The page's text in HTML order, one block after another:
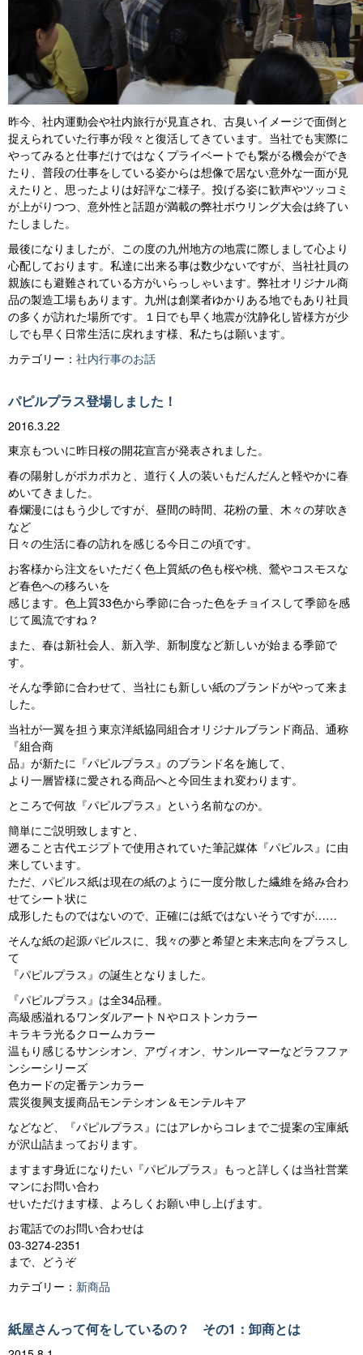
昨今、社内運動会や社内旅行が見直され、古臭いイメージで面倒と
捉えられていた行事が段々と復活してきています。当社でも実際に
やってみると仕事だけではなくプライベートでも繋がる機会ができ
たり、普段の仕事をしている姿からは想像で居ない意外な一面が見
えたりと、思ったよりは好評なご様子。投げる姿に歓声やツッコミ
が上がりつつ、意外性と話題が満載の弊社ボウリング大会は終了い
たしました。
最後になりましたが、この度の九州地方の地震に際しまして心より
心配しております。私達に出来る事は数少ないですが、当社社員の
親族にも避難されている方がいらっしゃいます。弊社オリジナル商
品の製造工場もあります。九州は創業者ゆかりある地でもあり社員
の多くが訪れた場所です。１日でも早く地震が沈静化し皆様方が少
しでも早く日常生活に戻れます様、私たちは願います。
カテゴリー： 社内行事のお話
パピルプラス登場しました！
2016.3.22
東京もついに昨日桜の開花宣言が発表されました。
春の陽射しがポカポカと、道行く人の装いもだんだんと軽やかに春
めいてきました。
春爛漫にはもう少しですが、昼間の時間、花粉の量、木々の芽吹き
など
日々の生活に春の訪れを感じる今日この頃です。
お客様から注文をいただく色上質紙の色も桜や桃、鶯やコスモスな
ど春色への移ろいを
感じます。色上質33色から季節に合った色をチョイスして季節を感
じて風流ですね？
また、春は新社会人、新入学、新制度など新しいが始まる季節で
す。
そんな季節に合わせて、当社にも新しい紙のブランドがやって来ま
した。
当社が一翼を担う東京洋紙協同組合オリジナルブランド商品、通称
『組合商
品』が新たに『パピルプラス』のブランド名を施して、
より一層皆様に愛される商品へと今回生まれ変わります。
ところで何故『パピルプラス』という名前なのか。
簡単にご説明致しますと、
遡ること古代エジプトで使用されていた筆記媒体『パピルス』に由
来しています。
ただ、パピルス紙は現在の紙のように一度分散した繊維を絡み合わ
せてシート状に
成形したものではないので、正確には紙ではないそうですが……
そんな紙の起源パピルスに、我々の夢と希望と未来志向をプラスし
て
『パピルプラス』の誕生となりました。
『パピルプラス』は全34品種。
高級感溢れるワンダルアートＮやロストンカラー
キラキラ光るクロームカラー
温もり感じるサンシオン、アヴィオン、サンルーマーなどラフファ
ンシーシリーズ
色カードの定番テンカラー
震災復興支援商品モンテシオン＆モンテルキア
などなど、『パピルプラス』にはアレからコレまでご提案の宝庫紙
が沢山詰まっております。
ますます身近になりたい『パピルプラス』もっと詳しくは当社営業
マンにお問い合わ
せいただけます様、よろしくお願い申し上げます。
お電話でのお問い合わせは
03-3274-2351
まで、どうぞ
カテゴリー： 新商品
紙屋さんって何をしているの？ その1：卸商とは